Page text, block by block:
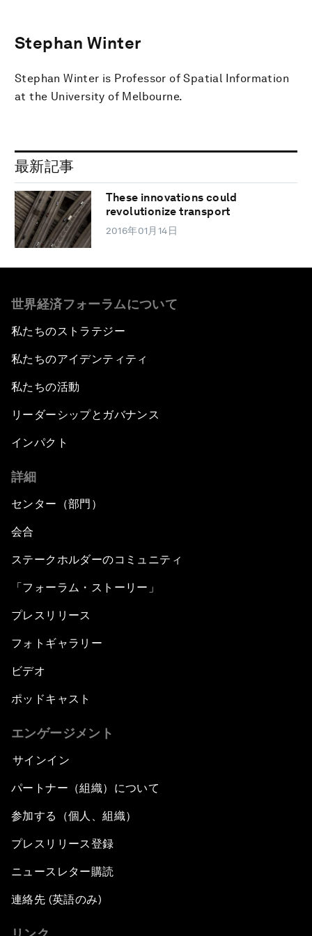
Stephan Winter
Stephan Winter is Professor of Spatial Information
at the University of Melbourne.
最新記事
These innovations could
revolutionize transport
2016年01月14日
世界経済フォーラムについて
私たちのストラテジー
私たちのアイデンティティ
私たちの活動
リーダーシップとガバナンス
インパクト
詳細
センター（部門）
会合
ステークホルダーのコミュニティ
「フォーラム・ストーリー」
プレスリリース
フォトギャラリー
ビデオ
ポッドキャスト
エンゲージメント
サインイン
パートナー（組織）について
参加する（個人、組織）
プレスリリース登録
ニュースレター購読
連絡先 (英語のみ)